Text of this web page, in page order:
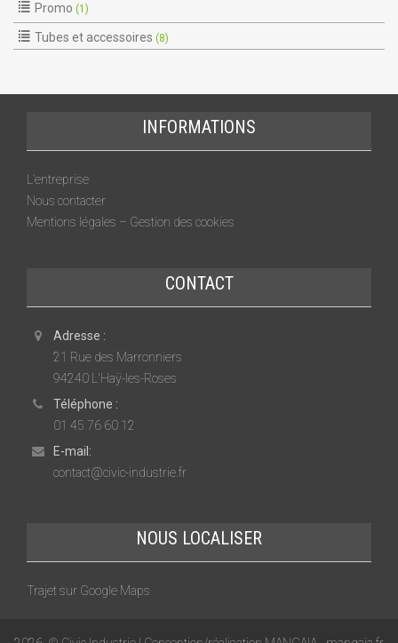
Promo (1)
Tubes et accessoires (8)
INFORMATIONS
L’entreprise
Nous contacter
Mentions légales – Gestion des cookies
CONTACT
Adresse :
21 Rue des Marronniers
94240 L'Haÿ-les-Roses
Téléphone :
01 45 76 60 12
E-mail:
contact@civic-industrie.fr
NOUS LOCALISER
Trajet sur Google Maps